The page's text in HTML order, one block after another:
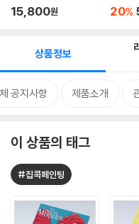
50
15,800원
트
20%
상품정보
공지사항 제품소개
이 상품의 태그
#집콕페인팅